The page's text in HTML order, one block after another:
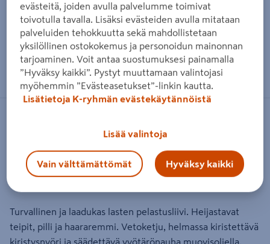
Zoomaa kuvaa sormilla kosketusnäytöllä
Lasten pelastusliivi Plastimo 100N 3-
8kg
Tuotenumero:502714076 EAN-koodi 3162420710222
Turvallinen ja laadukas lasten pelastusliivi. Heijastavat
teipit, pilli ja haararemmi. Vetoketju, helmassa kiristettävä
kiristysnyöri ja säädettävä vyötärönauha muovisoljella.
evästeitä, joiden avulla palvelumme toimivat
toivotulla tavalla. Lisäksi evästeiden avulla mitataan
palveluiden tehokkuutta sekä mahdollistetaan
yksilöllinen ostokokemus ja personoidun mainonnan
tarjoaminen. Voit antaa suostumuksesi painamalla
”Hyväksy kaikki”. Pystyt muuttamaan valintojasi
myöhemmin ”Evästeasetukset”-linkin kautta.
Lisätietoja K-ryhmän evästekäytännöistä
Lisää valintoja
Vain välttämättömät Hyväksy kaikki